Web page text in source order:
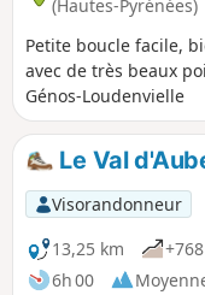
(Hautes-Pyrénées)
Petite boucle facile,
avec de très beaux
Génos-Loudenvielle
Le Val
Visorandonneur
13,25 km
6h 00